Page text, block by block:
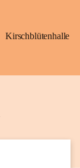
Kirschblütenhalle